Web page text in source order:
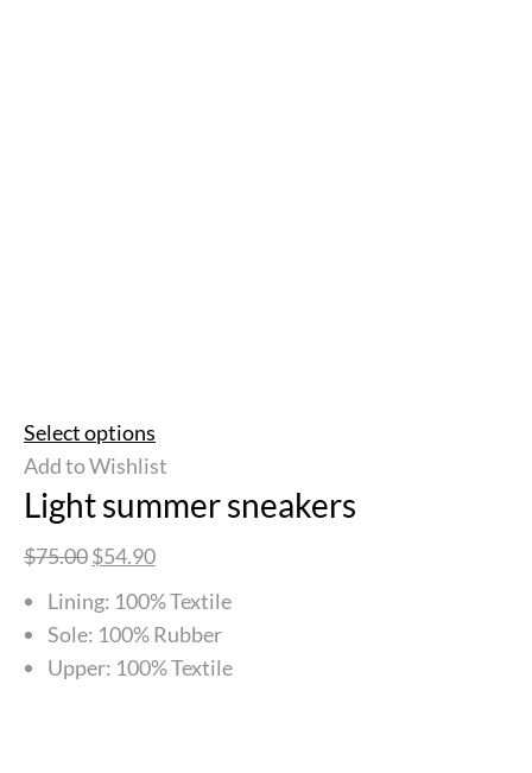
Select options
Add to Wishlist
Light summer sneakers
$75.00$54.90
Lining: 100% Textile
Sole: 100% Rubber
Upper: 100% Textile